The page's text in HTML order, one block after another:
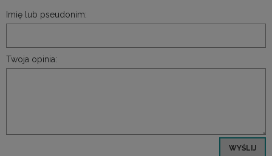
Imię lub pseudonim:
Twoja opinia:
WYŚLIJ